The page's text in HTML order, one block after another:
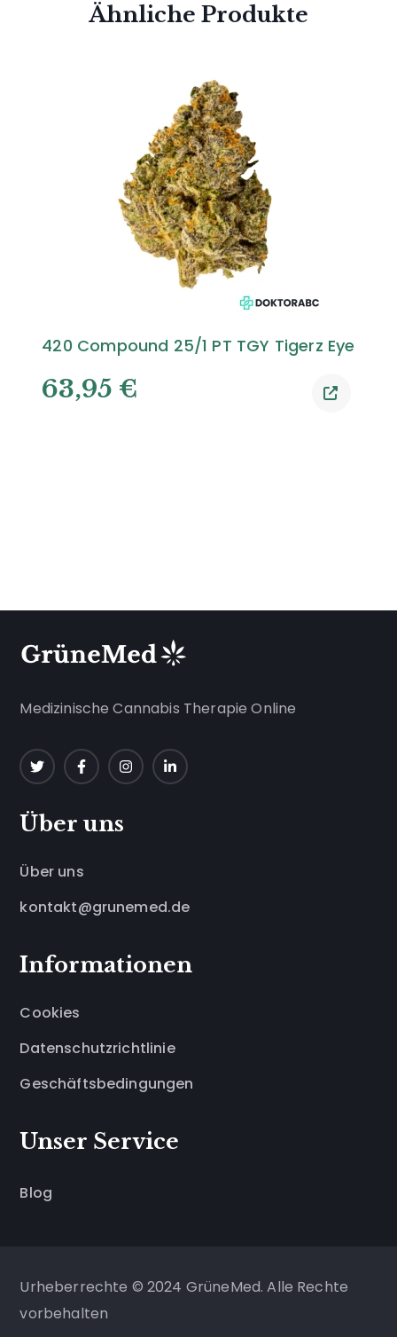
Ähnliche Produkte
420 Compound 25/1 PT TGY Tigerz Eye
63,95 €
Medizinische Cannabis Therapie Online
Über uns
Über uns
kontakt@grunemed.de
Informationen
Cookies
Datenschutzrichtlinie
Geschäftsbedingungen
Unser Service
Blog
Urheberrechte © 2024 GrüneMed. Alle Rechte
vorbehalten